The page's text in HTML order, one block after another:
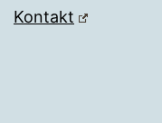
Kontakt